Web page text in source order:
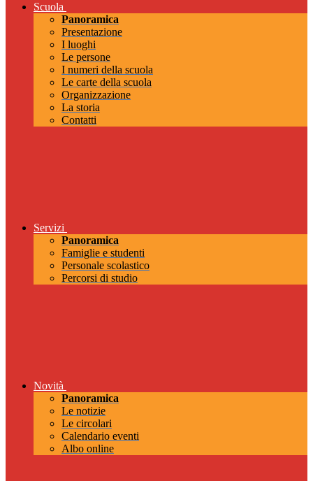
Scuola
Panoramica
Presentazione
I luoghi
Le persone
I numeri della scuola
Le carte della scuola
Organizzazione
La storia
Contatti
Servizi
Panoramica
Famiglie e studenti
Personale scolastico
Percorsi di studio
Novità
Panoramica
Le notizie
Le circolari
Calendario eventi
Albo online